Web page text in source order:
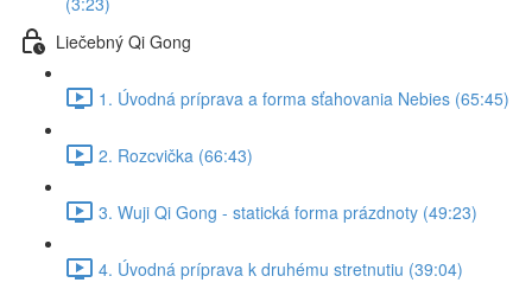
Liečebný Qi Gong
1. Úvodná príprava a forma sťahovania Nebies (65:45)
2. Rozcvička (66:43)
3. Wuji Qi Gong - statická forma prázdnoty (49:23)
4. Úvodná príprava k druhému stretnutiu (39:04)